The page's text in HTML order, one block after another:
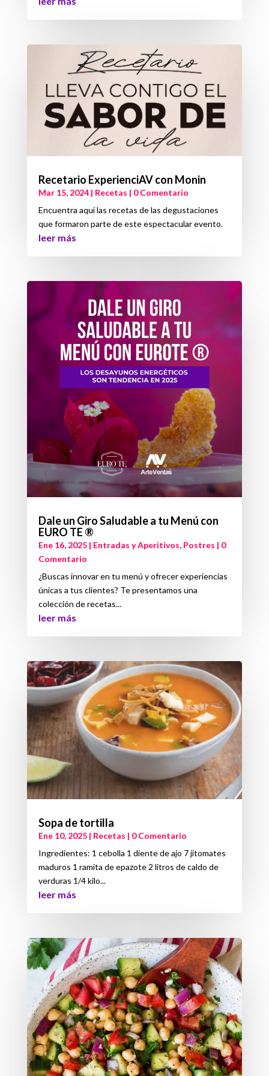
Recetario ExperienciAV con Monin
Mar 15, 2024| Recetas | 0 Comentario
Encuentra aquí las recetas de las degustaciones
que formaron parte de este espectacular evento.
leer más
Dale un Giro Saludable a tu Menú con
EURO TE ®
Ene 16, 2025| Entradas y Aperitivos, Postres | 0
Comentario
¿Buscas innovar en tu menú y ofrecer experiencias
únicas a tus clientes? Te presentamos una
colección de recetas...
leer más
Sopa de tortilla
Ene 10, 2025| Recetas | 0 Comentario
Ingredientes: 1 cebolla 1 diente de ajo 7 jitomates
maduros 1 ramita de epazote 2 litros de caldo de
verduras 1/4 kilo...
leer más